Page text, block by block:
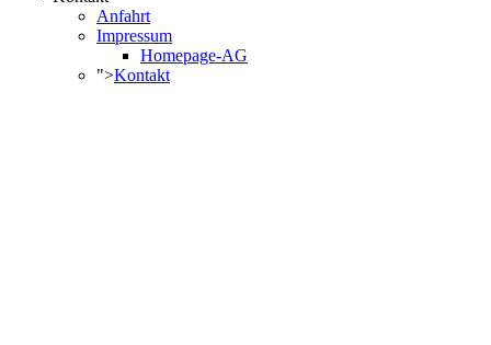
Anfahrt
Impressum
Homepage-AG
">Kontakt